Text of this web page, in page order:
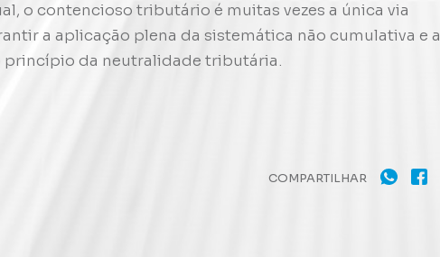
o contencioso tributário é muitas vezes a única via
a aplicação plena da sistemática não cumulativa e a
princípio da neutralidade tributária.
COMPARTILHAR